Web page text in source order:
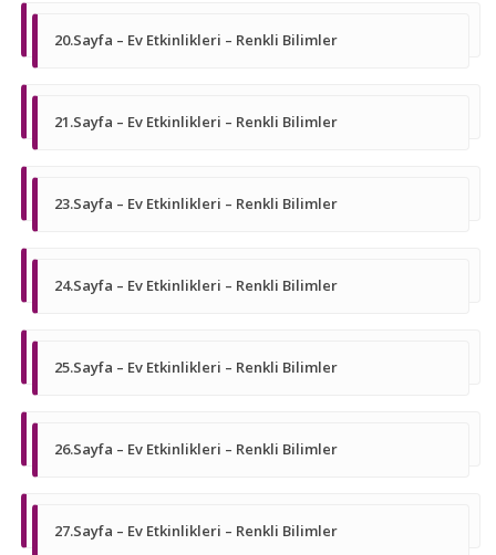
20.Sayfa – Ev Etkinlikleri – Renkli Bilimler
21.Sayfa – Ev Etkinlikleri – Renkli Bilimler
23.Sayfa – Ev Etkinlikleri – Renkli Bilimler
24.Sayfa – Ev Etkinlikleri – Renkli Bilimler
25.Sayfa – Ev Etkinlikleri – Renkli Bilimler
26.Sayfa – Ev Etkinlikleri – Renkli Bilimler
27.Sayfa – Ev Etkinlikleri – Renkli Bilimler